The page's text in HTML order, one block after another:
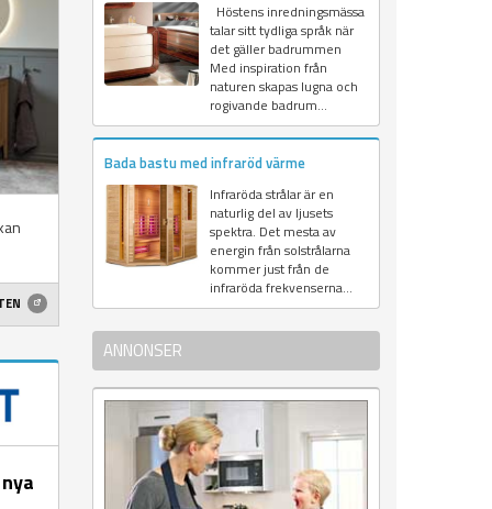
Höstens inredningsmässa
talar sitt tydliga språk när
det gäller badrummen
Med inspiration från
naturen skapas lugna och
rogivande badrum...
Bada bastu med infraröd värme
Infraröda strålar är en
naturlig del av ljusets
spektra. Det mesta av
energin från solstrålarna
kommer just från de
infraröda frekvenserna...
ANNONSER